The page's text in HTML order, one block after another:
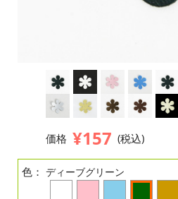
価格 ¥157 (税込)
色： ディーブグリーン